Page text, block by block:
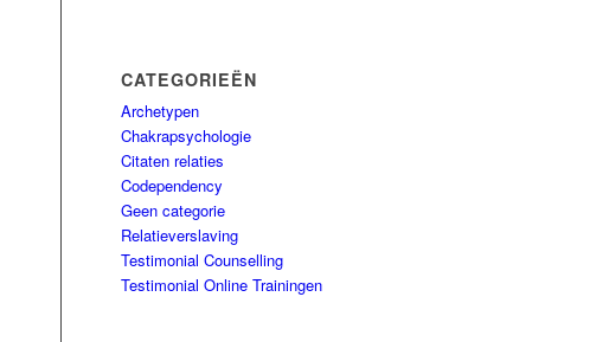
CATEGORIEËN
Archetypen
Chakrapsychologie
Citaten relaties
Codependency
Geen categorie
Relatieverslaving
Testimonial Counselling
Testimonial Online Trainingen